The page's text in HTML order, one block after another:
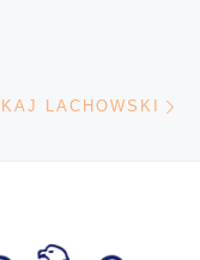
LACHOWSKI